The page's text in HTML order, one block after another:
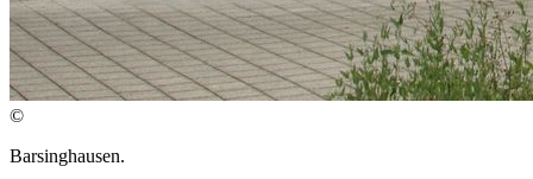
©
Barsinghausen.